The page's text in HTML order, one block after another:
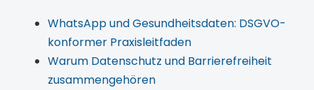
WhatsApp und Gesundheitsdaten: DSGVO-
konformer Praxisleitfaden
Warum Datenschutz und Barrierefreiheit
zusammengehören